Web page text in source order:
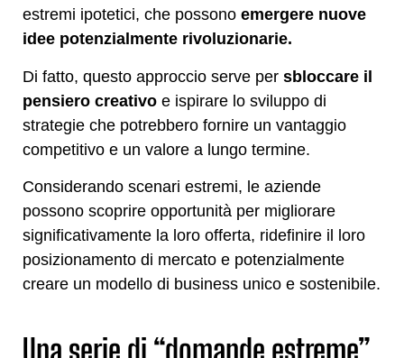
estremi ipotetici, che possono emergere nuove
idee potenzialmente rivoluzionarie.
Di fatto, questo approccio serve per sbloccare il
pensiero creativo e ispirare lo sviluppo di
strategie che potrebbero fornire un vantaggio
competitivo e un valore a lungo termine.
Considerando scenari estremi, le aziende
possono scoprire opportunità per migliorare
significativamente la loro offerta, ridefinire il loro
posizionamento di mercato e potenzialmente
creare un modello di business unico e sostenibile.